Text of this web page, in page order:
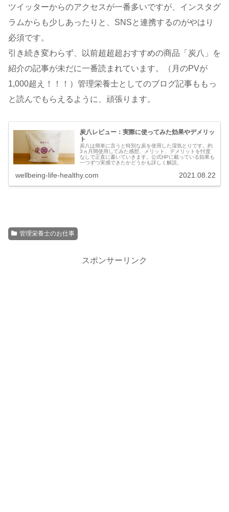
ツイッターからのアクセスが一番多いですが、インスタグ
ラムからも少しあったりと、SNSと連携するのがやはり
必須です。
引き続き変わらず、以前超超超おすすめの商品「炭八」を
紹介の記事が未だに一番読まれています。（月のPVが
1,000超え！！！）管理栄養士としてのブログ記事ももっ
と読んでもらえるように、頑張ります。
炭八レビュー：実際に使ってみた効果やデメリッ
ト
炭八は簡単に言うと特別な炭を使用した湿気とりです。約
3ヵ月間使用してみた感想、メリット、デメリットを忖度
なしで正直に書いていきます。公式HPに載っている効果も
一つずつ実感できたかどうかも詳しく解説。
wellbeing-life-healthy.com 2021.08.22
管理栄養士のお仕事
スポンサーリンク